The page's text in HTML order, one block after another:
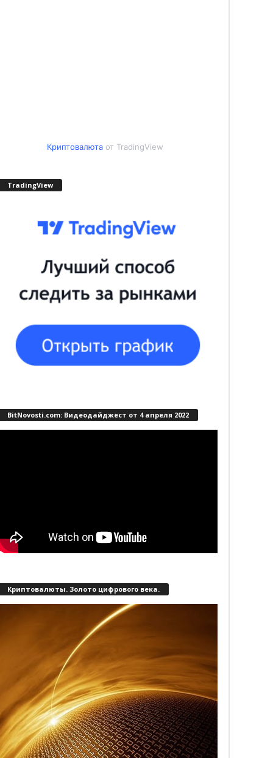
Криптовалютаот TradingView
TradingView
BitNovosti.com: Видеодайджест от 4 апреля 2022
Криптовалюты. Золото цифрового века.